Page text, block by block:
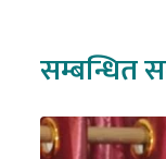
सम्बन्धित